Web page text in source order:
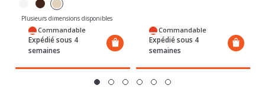
Commandable
Expédié sous 4
semaines
semaines